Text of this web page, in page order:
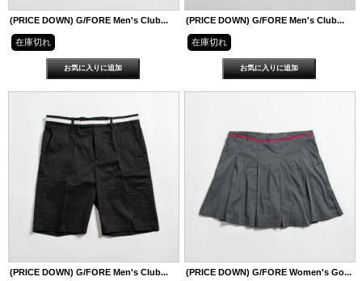
(PRICE DOWN) G/FORE Men's Club...
在庫切れ
(PRICE DOWN) G/FORE Men's Club...
在庫切れ
(PRICE DOWN) G/FORE Men's Club... (PRICE DOWN) G/FORE Women's Go...